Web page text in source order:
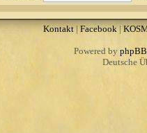
Kontakt| Facebook|
Powered by phpBB
Deutsche